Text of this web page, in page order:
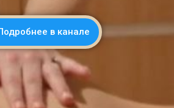
в канале